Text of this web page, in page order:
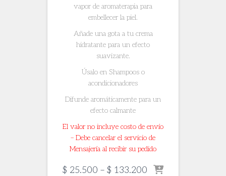
vapor de aromaterapia para
embellecer la piel.
Añade una gota a tu crema
hidratante para un efecto
suavizante.
Úsalo en Shampoos o
acondicionadores
Difunde aromáticamente para un
efecto calmante
El valor no incluye costo de envío
– Debe cancelar el servicio de
Mensajería al recibir su pedido
$ 25.500 – $ 133.200 Price